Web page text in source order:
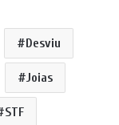
Desviu
Joias
STF